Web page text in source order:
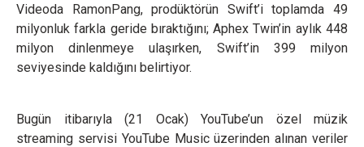
Videoda RamonPang, prodüktörün Swift’i toplamda 49
milyonluk farkla geride bıraktığını; Aphex Twin’in aylık 448
milyon dinlenmeye ulaşırken, Swift’in 399 milyon
seviyesinde kaldığını belirtiyor.
Bugün itibarıyla (21 Ocak) YouTube’un özel müzik
streaming servisi YouTube Music üzerinden alınan veriler